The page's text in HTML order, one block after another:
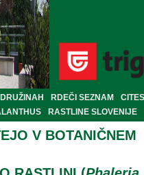
RDEČI SEZNAM
CITES
RASTLINE SLOVENIJE
V BOTANIČNEM